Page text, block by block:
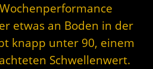
etwas an Boden in der
knapp unter 90, einem
Schwellenwert.